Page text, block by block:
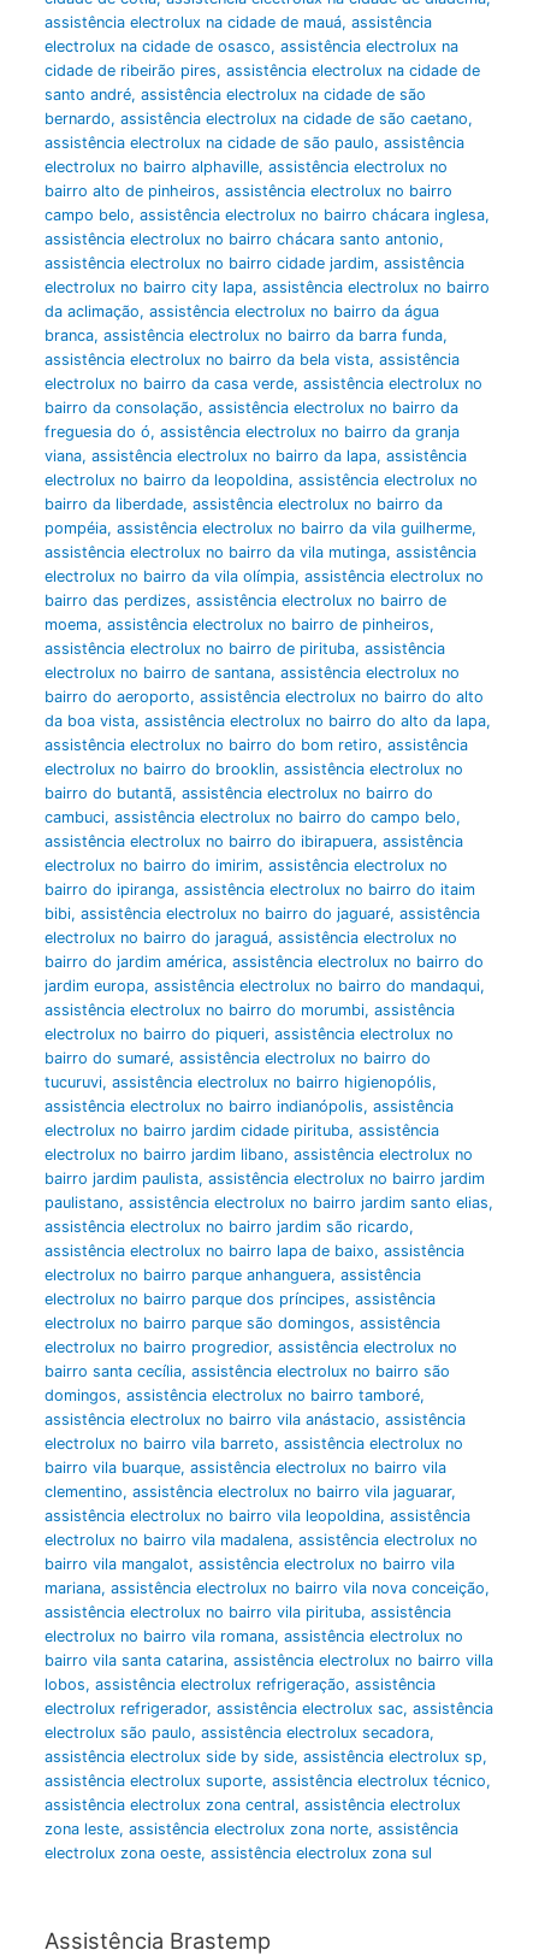
assistência electrolux na cidade de mauá, assistência
electrolux na cidade de osasco, assistência electrolux na
cidade de ribeirão pires, assistência electrolux na cidade de
santo andré, assistência electrolux na cidade de são
bernardo, assistência electrolux na cidade de são caetano,
assistência electrolux na cidade de são paulo, assistência
electrolux no bairro alphaville, assistência electrolux no
bairro alto de pinheiros, assistência electrolux no bairro
campo belo, assistência electrolux no bairro chácara inglesa,
assistência electrolux no bairro chácara santo antonio,
assistência electrolux no bairro cidade jardim, assistência
electrolux no bairro city lapa, assistência electrolux no bairro
da aclimação, assistência electrolux no bairro da água
branca, assistência electrolux no bairro da barra funda,
assistência electrolux no bairro da bela vista, assistência
electrolux no bairro da casa verde, assistência electrolux no
bairro da consolação, assistência electrolux no bairro da
freguesia do ó, assistência electrolux no bairro da granja
viana, assistência electrolux no bairro da lapa, assistência
electrolux no bairro da leopoldina, assistência electrolux no
bairro da liberdade, assistência electrolux no bairro da
pompéia, assistência electrolux no bairro da vila guilherme,
assistência electrolux no bairro da vila mutinga, assistência
electrolux no bairro da vila olímpia, assistência electrolux no
bairro das perdizes, assistência electrolux no bairro de
moema, assistência electrolux no bairro de pinheiros,
assistência electrolux no bairro de pirituba, assistência
electrolux no bairro de santana, assistência electrolux no
bairro do aeroporto, assistência electrolux no bairro do alto
da boa vista, assistência electrolux no bairro do alto da lapa,
assistência electrolux no bairro do bom retiro, assistência
electrolux no bairro do brooklin, assistência electrolux no
bairro do butantã, assistência electrolux no bairro do
cambuci, assistência electrolux no bairro do campo belo,
assistência electrolux no bairro do ibirapuera, assistência
electrolux no bairro do imirim, assistência electrolux no
bairro do ipiranga, assistência electrolux no bairro do itaim
bibi, assistência electrolux no bairro do jaguaré, assistência
electrolux no bairro do jaraguá, assistência electrolux no
bairro do jardim américa, assistência electrolux no bairro do
jardim europa, assistência electrolux no bairro do mandaqui,
assistência electrolux no bairro do morumbi, assistência
electrolux no bairro do piqueri, assistência electrolux no
bairro do sumaré, assistência electrolux no bairro do
tucuruvi, assistência electrolux no bairro higienopólis,
assistência electrolux no bairro indianópolis, assistência
electrolux no bairro jardim cidade pirituba, assistência
electrolux no bairro jardim libano, assistência electrolux no
bairro jardim paulista, assistência electrolux no bairro jardim
paulistano, assistência electrolux no bairro jardim santo elias,
assistência electrolux no bairro jardim são ricardo,
assistência electrolux no bairro lapa de baixo, assistência
electrolux no bairro parque anhanguera, assistência
electrolux no bairro parque dos príncipes, assistência
electrolux no bairro parque são domingos, assistência
electrolux no bairro progredior, assistência electrolux no
bairro santa cecília, assistência electrolux no bairro são
domingos, assistência electrolux no bairro tamboré,
assistência electrolux no bairro vila anástacio, assistência
electrolux no bairro vila barreto, assistência electrolux no
bairro vila buarque, assistência electrolux no bairro vila
clementino, assistência electrolux no bairro vila jaguarar,
assistência electrolux no bairro vila leopoldina, assistência
electrolux no bairro vila madalena, assistência electrolux no
bairro vila mangalot, assistência electrolux no bairro vila
mariana, assistência electrolux no bairro vila nova conceição,
assistência electrolux no bairro vila pirituba, assistência
electrolux no bairro vila romana, assistência electrolux no
bairro vila santa catarina, assistência electrolux no bairro villa
lobos, assistência electrolux refrigeração, assistência
electrolux refrigerador, assistência electrolux sac, assistência
electrolux são paulo, assistência electrolux secadora,
assistência electrolux side by side, assistência electrolux sp,
assistência electrolux suporte, assistência electrolux técnico,
assistência electrolux zona central, assistência electrolux
zona leste, assistência electrolux zona norte, assistência
electrolux zona oeste, assistência electrolux zona sul
Assistência Brastemp